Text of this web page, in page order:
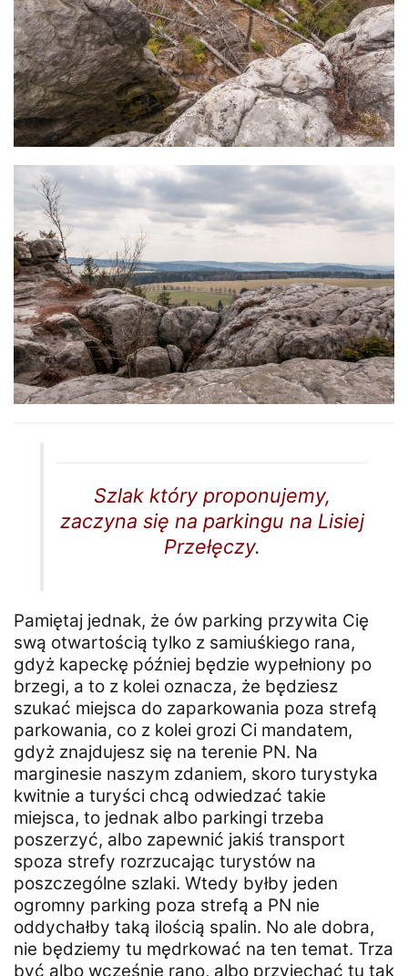
Szlak który proponujemy,
zaczyna się na parkingu na Lisiej
Przełęczy.
Pamiętaj jednak, że ów parking przywita Cię
swą otwartością tylko z samiuśkiego rana,
gdyż kapeckę później będzie wypełniony po
brzegi, a to z kolei oznacza, że będziesz
szukać miejsca do zaparkowania poza strefą
parkowania, co z kolei grozi Ci mandatem,
gdyż znajdujesz się na terenie PN. Na
marginesie naszym zdaniem, skoro turystyka
kwitnie a turyści chcą odwiedzać takie
miejsca, to jednak albo parkingi trzeba
poszerzyć, albo zapewnić jakiś transport
spoza strefy rozrzucając turystów na
poszczególne szlaki. Wtedy byłby jeden
ogromny parking poza strefą a PN nie
oddychałby taką ilością spalin. No ale dobra,
nie będziemy tu mędrkować na ten temat. Trza
być albo wcześnie rano, albo przyjechać tu tak